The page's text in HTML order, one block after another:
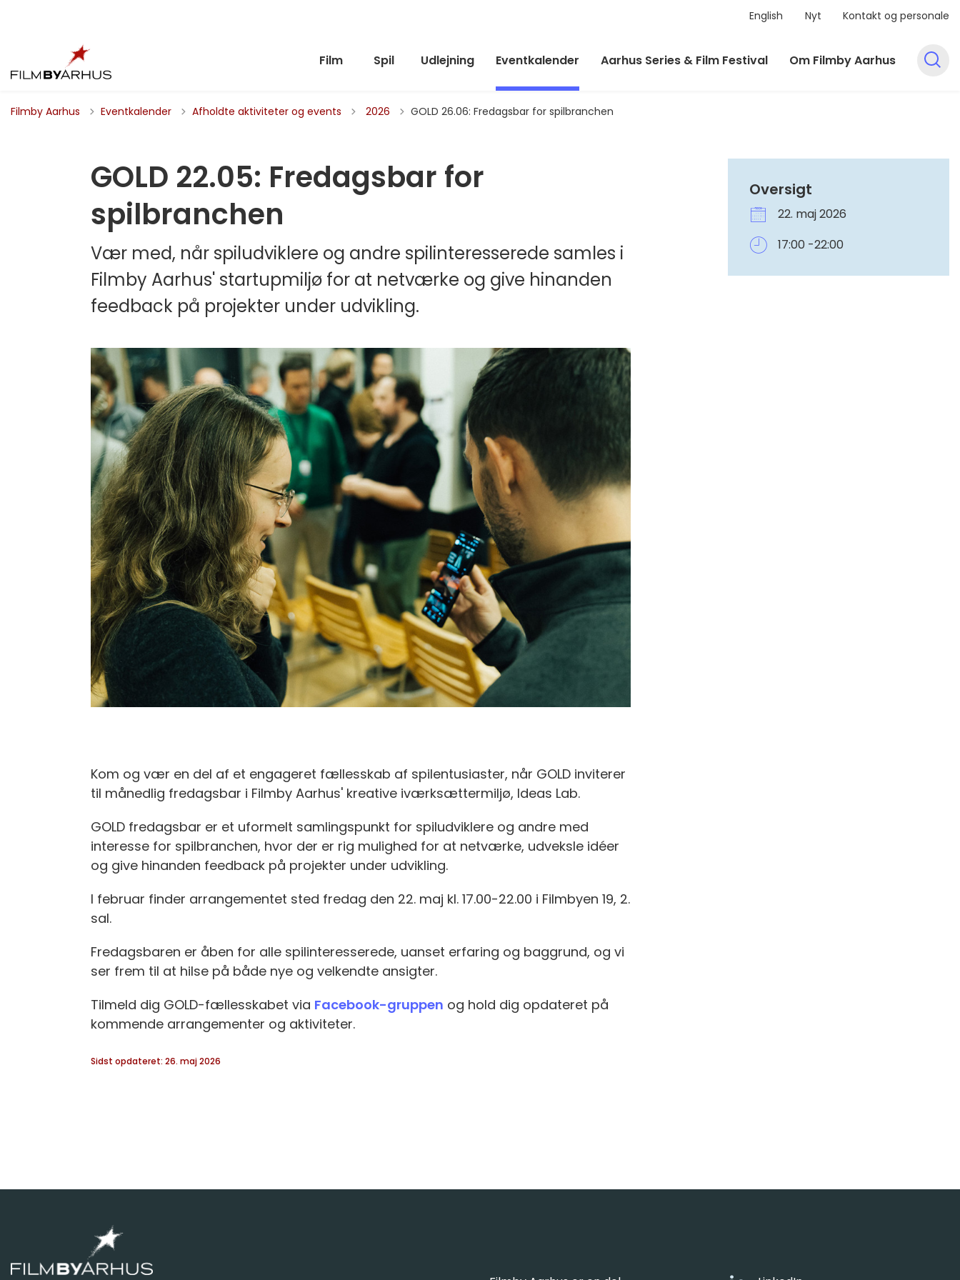
English Nyt Kontakt og personale
Film Spil Udlejning Eventkalender Aarhus Series & Film Festival Om Filmby Aarhus
Filmby Aarhus Eventkalender Afholdte aktiviteter og events Tilbage til
2026 GOLD 26.06: Fredagsbar for spilbranchen
GOLD 22.05: Fredagsbar for
spilbranchen
Vær med, når spiludviklere og andre spilinteresserede samles i
Filmby Aarhus' startupmiljø for at netværke og give hinanden
feedback på projekter under udvikling.
Kom og vær en del af et engageret fællesskab af spilentusiaster, når GOLD inviterer
til månedlig fredagsbar i Filmby Aarhus' kreative iværksættermiljø, Ideas Lab.
GOLD fredagsbar er et uformelt samlingspunkt for spiludviklere og andre med
interesse for spilbranchen, hvor der er rig mulighed for at netværke, udveksle idéer
og give hinanden feedback på projekter under udvikling.
I februar finder arrangementet sted fredag den 22. maj kl. 17.00-22.00 i Filmbyen 19, 2.
sal.
Fredagsbaren er åben for alle spilinteresserede, uanset erfaring og baggrund, og vi
ser frem til at hilse på både nye og velkendte ansigter.
Tilmeld dig GOLD-fællesskabet via Facebook-gruppen og hold dig opdateret på
kommende arrangementer og aktiviteter.
Oversigt
22. maj 2026
17:00 -22:00
Sidst opdateret: 26. maj 2026